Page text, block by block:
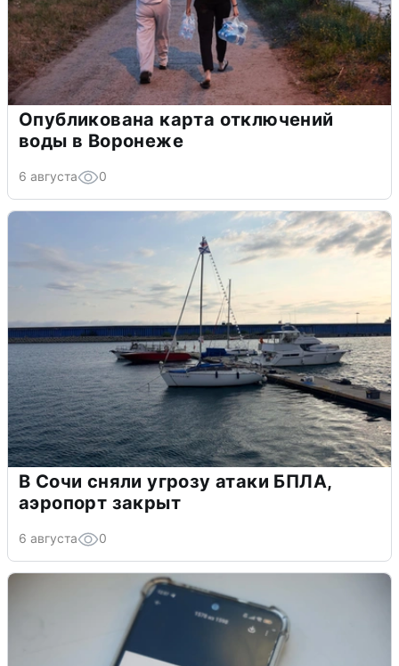
Опубликована карта отключений
воды в Воронеже
6 августа 0
В Сочи сняли угрозу атаки БПЛА,
аэропорт закрыт
6 августа 0